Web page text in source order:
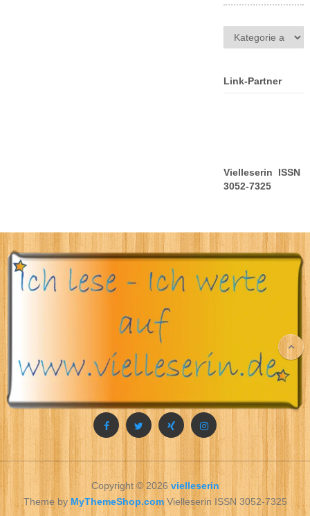
Kategorien
Link-Partner
Vielleserin ISSN
3052-7325
Copyright © 2026vielleserin
Theme by MyThemeShop.comVielleserin ISSN 3052-7325